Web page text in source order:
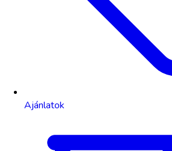
Ajánlatok